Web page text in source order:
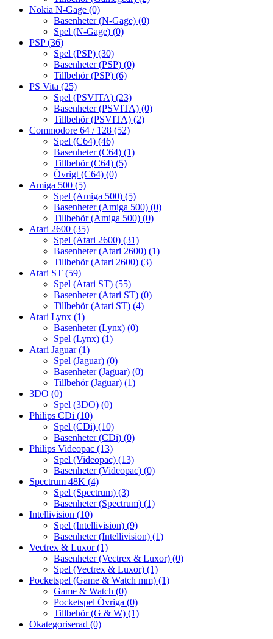
Nokia N-Gage (0)
Basenheter (N-Gage) (0)
Spel (N-Gage) (0)
PSP(36)
Spel (PSP) (30)
Basenheter (PSP) (0)
Tillbehör (PSP) (6)
PS Vita (25)
Spel (PSVITA) (23)
Basenheter (PSVITA) (0)
Tillbehör (PSVITA) (2)
Commodore 64 / 128 (52)
Spel (C64) (46)
Basenheter (C64) (1)
Tillbehör (C64) (5)
Övrigt (C64) (0)
Amiga 500 (5)
Spel (Amiga 500) (5)
Basenheter (Amiga 500) (0)
Tillbehör (Amiga 500) (0)
Atari 2600 (35)
Spel (Atari 2600) (31)
Basenheter (Atari 2600) (1)
Tillbehör (Atari 2600) (3)
Atari ST (59)
Spel (Atari ST) (55)
Basenheter (Atari ST) (0)
Tillbehör (Atari ST) (4)
Atari Lynx (1)
Basenheter (Lynx) (0)
Spel (Lynx) (1)
Atari Jaguar(1)
Spel (Jaguar) (0)
Basenheter (Jaguar) (0)
Tillbehör (Jaguar) (1)
3DO (0)
Spel (3DO) (0)
Philips CDi (10)
Spel (CDi) (10)
Basenheter (CDi) (0)
Philips Videopac (13)
Spel (Videopac) (13)
Basenheter (Videopac) (0)
Spectrum 48K (4)
Spel (Spectrum) (3)
Basenheter (Spectrum) (1)
Intellivision (10)
Spel (Intellivision) (9)
Basenheter (Intellivision) (1)
Vectrex & Luxor(1)
Basenheter (Vectrex & Luxor) (0)
Spel (Vectrex & Luxor) (1)
Pocketspel (Game & Watch mm) (1)
Game & Watch (0)
Pocketspel Övriga (0)
Tillbehör (G & W) (1)
Okategoriserad (0)